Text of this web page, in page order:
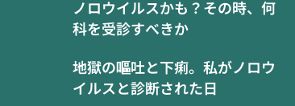
ノロウイルスかも？その時、何
科を受診すべきか
地獄の嘔吐と下痢。私がノロウ
イルスと診断された日